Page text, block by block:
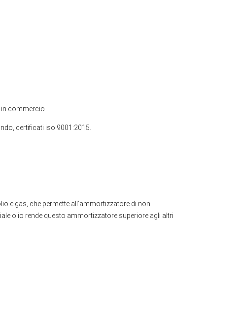
in commercio
certificati iso 9001:2015.
e gas, che permette all’ammortizzatore di non
olio rende questo ammortizzatore superiore agli altri